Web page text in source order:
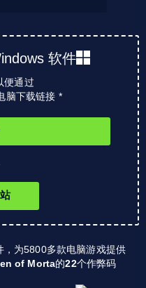
软件
便通过
脑下载链接 *
为5800多款电脑游戏提供
of Morta的22个作弊码